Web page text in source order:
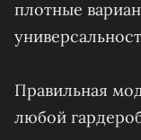
плотные
Правильная
любой